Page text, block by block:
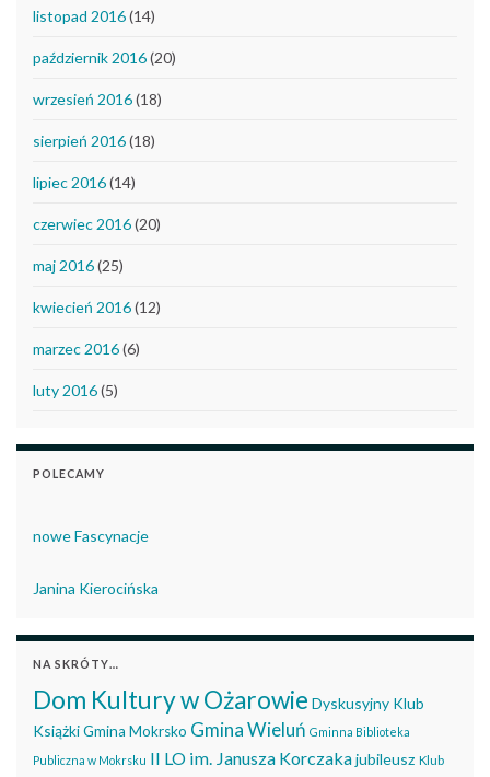
listopad 2016(14)
październik 2016(20)
wrzesień 2016(18)
sierpień 2016(18)
lipiec 2016(14)
czerwiec 2016(20)
maj 2016(25)
kwiecień 2016(12)
marzec 2016(6)
luty 2016(5)
POLECAMY
nowe Fascynacje
Janina Kierocińska
NA SKRÓTY…
Dom Kultury w Ożarowie Dyskusyjny Klub
KsiążkiGmina Mokrsko Gmina Wieluń Gminna Biblioteka
Publiczna w Mokrsku II LO im. Janusza Korczakajubileusz Klub